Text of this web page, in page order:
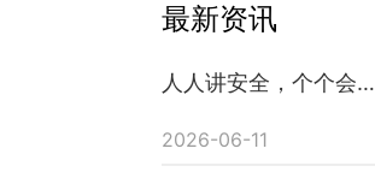
最新资讯
人人讲安全，个个会应
2026-06-11